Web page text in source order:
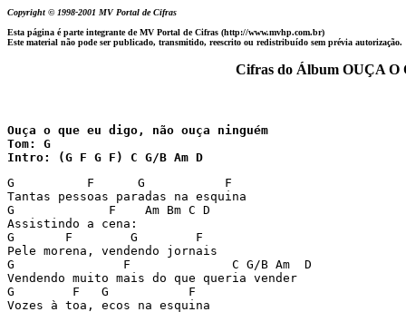
Copyright © 1998-2001 MV Portal de Cifras
Esta página é parte integrante de MV Portal de Cifras (http://www.mvhp.com.br)
Este material não pode ser publicado, transmitido, reescrito ou redistribuído sem prévia autorização.
Cifras do Álbum
Ouça o que eu digo, não ouça ninguém
Tom: G
Intro: (G F G F) C G/B Am D
G          F      G           F
Tantas pessoas paradas na esquina
G             F    Am Bm C D
Assistindo a cena:
G       F        G        F
Pele morena, vendendo jornais
G               F              C G/B Am  D
Vendendo muito mais do que queria vender
G        F   G           F
Vozes à toa, ecos na esquina